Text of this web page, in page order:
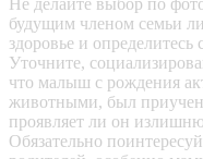
Не делайте выбор по
будущим членом семьи
здоровье и определитесь
Уточните,
что малыш с рождения
животными, был приучен
проявляет ли он
Обязательно